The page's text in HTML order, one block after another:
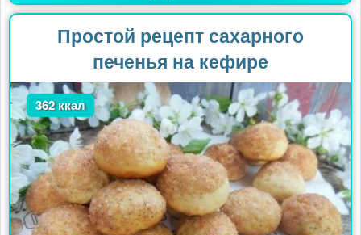
Простой рецепт сахарного
печенья на кефире
362 ккал